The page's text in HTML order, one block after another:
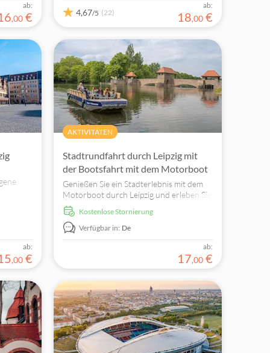
ab:
,00 € 4,67/5 (22)
ab:
18,00 €
ab:
,00 €
AKTIVITÄTEN
Stadtrundfahrt durch Leipzig mit
der Bootsfahrt mit dem Motorboot
Genießen Sie ein Stadterlebnis mit dem
Motorboot durch Leipzig und erleben Sie
die historischen und modernen
Sehenswürdigkeiten der Stadt vom Boot
aus
kostenlose Stornierung
Verfügbar in: De
ab:
17,00 €